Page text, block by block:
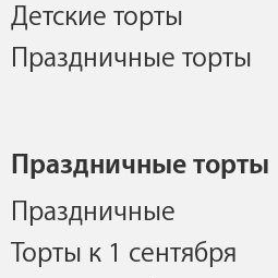
Детские торты
Праздничные торты
Праздничные торты
Праздничные
Торты к 1 сентября